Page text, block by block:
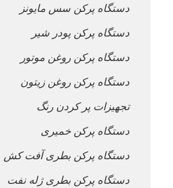
دستگاه پرکن سس مایونز
دستگاه پرکن پودر شیر
دستگاه پرکن روغن موتور
دستگاه پرکن روغن زیتون
تجهیزات پر کردن رنگ
دستگاه پرکن خمیری
دستگاه پرکن بطری آفت کش
دستگاه پرکن بطری ژله نفت